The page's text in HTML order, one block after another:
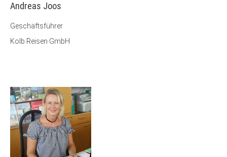
Andreas Joos
Geschäftsführer
Kolb Reisen GmbH